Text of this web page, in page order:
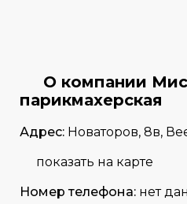
О компании
парикмахерская
Адрес: Новаторов, 8в,
показать на карте
Номер телефона: нет